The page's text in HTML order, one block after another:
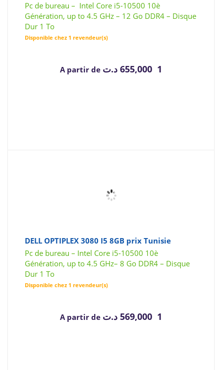
Pc de bureau – Intel Core i5-10500 10è
Génération, up to 4.5 GHz – 12 Go DDR4 – Disque
Dur 1 To
Disponible chez 1 revendeur(s)
A partir de 1 655,000 د.ت
DELL OPTIPLEX 3080 I5 8GB prix Tunisie
Pc de bureau – Intel Core i5-10500 10è
Génération, up to 4.5 GHz– 8 Go DDR4 – Disque
Dur 1 To
Disponible chez 1 revendeur(s)
A partir de 1 569,000 د.ت